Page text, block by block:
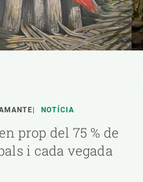
NOTÍCIA
prop del 75 % de
i cada vegada